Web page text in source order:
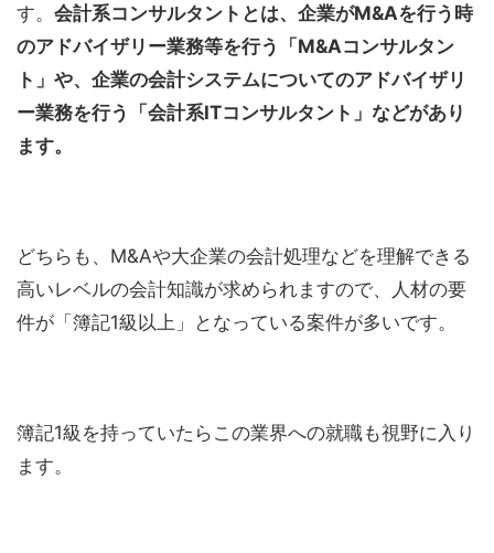
す。 会計系コンサルタントとは、企業がM&Aを行う時
のアドバイザリー業務等を行う「M&Aコンサルタン
ト」や、企業の会計システムについてのアドバイザリ
ー業務を行う「会計系ITコンサルタント」などがあり
ます。
どちらも、M&Aや大企業の会計処理などを理解できる
高いレベルの会計知識が求められますので、人材の要
件が「簿記1級以上」となっている案件が多いです。
簿記1級を持っていたらこの業界への就職も視野に入り
ます。